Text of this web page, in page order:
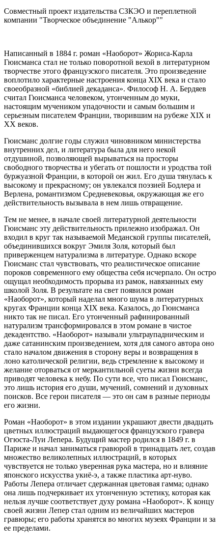
Совместный проект издательства СЗКЭО и переплетной
компании "Творческое объединение "Алькор""
Написанный в 1884 г. роман «Наоборот» Жориса-Карла
Гюисманса стал не только поворотной вехой в литературном
творчестве этого французского писателя. Это произведение
воплотило характерные настроения конца XIX века и стало
своеобразной «библией декаданса». Философ Н. А. Бердяев
считал Гюисманса человеком, утонченным до муки,
настоящим мучеником упадочности и самым большим и
серьезным писателем Франции, творившим на рубеже XIX и
XX веков.
Гюисманс долгие годы служил чиновником министерства
внутренних дел, и литература была для него некой
отдушиной, позволяющей вырываться на просторы
свободного творчества и убегать от пошлости и уродства той
буржуазной Франции, в которой он жил. Его душа тянулась к
высокому и прекрасному; он увлекался поэзией Бодлера и
Верлена, романтизмом Средневековья, окружающая же его
действительность вызывала в нем лишь отвращение.
Тем не менее, в начале своей литературной деятельности
Гюисманс эту действительность прилежно изображал. Он
входил в круг так называемой Меданской группы писателей,
объединившихся вокруг Эмиля Золя, который был
приверженцем натурализма в литературе. Однако вскоре
Гюисманс стал чувствовать, что реалистическое описание
пороков современного ему общества себя исчерпало. Он остро
ощущал необходимость прорыва из рамок, навязанных ему
школой Золя. В результате на свет появился роман
«Наоборот», который наделал много шума в литературных
кругах Франции конца XIX века. Казалось, до Гюисманса
никто так не писал. Его утонченный рафинированный
натурализм трансформировался в этом романе в чистое
декадентство. «Наоборот» называли ультраупадническим и
даже сатанинским произведением, хотя для самого автора оно
стало началом движения в сторону веры и возвращения в
лоно католической религии, ведь стремление к высокому и
желание оторваться от меркантильной суеты жизни всегда
приводят человека к небу. По сути все, что писал Гюисманс,
это лишь история его души, мучений, сомнений и духовных
поисков. Все герои писателя — это он сам в разные периоды
его жизни.
Роман «Наоборот» в этом издании украшают двести двадцать
цветных иллюстраций выдающегося французского гравера
Огюста-Луи Лепера. Будущий мастер родился в 1849 г. в
Париже и начал заниматься гравюрой в тринадцать лет, создав
множество великолепных иллюстраций, в которых
чувствуется не только уверенная рука мастера, но и влияние
японского искусства укиё-э, а также пластика арт-нуво.
Работы Лепера отличает сдержанная цветовая гамма; однако
она лишь подчеркивает их утонченную эстетику, которая как
нельзя лучше соответствует духу романа «Наоборот». К концу
своей жизни Лепер стал одним из величайших мастеров
гравюры; его работы хранятся во многих музеях Франции и за
ее пределами.